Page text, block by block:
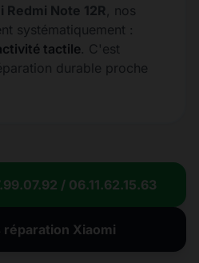
Redmi Note 12R, nos
systématiquement :
tactile. C'est
durable proche
/ 06.11.62.15.63
réparation Xiaomi